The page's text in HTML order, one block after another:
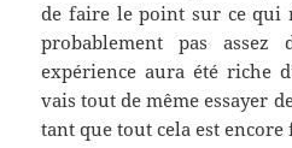
de faire le point sur ce qui
probablement pas assez
expérience aura été riche
vais tout de même essayer
tant que tout cela est